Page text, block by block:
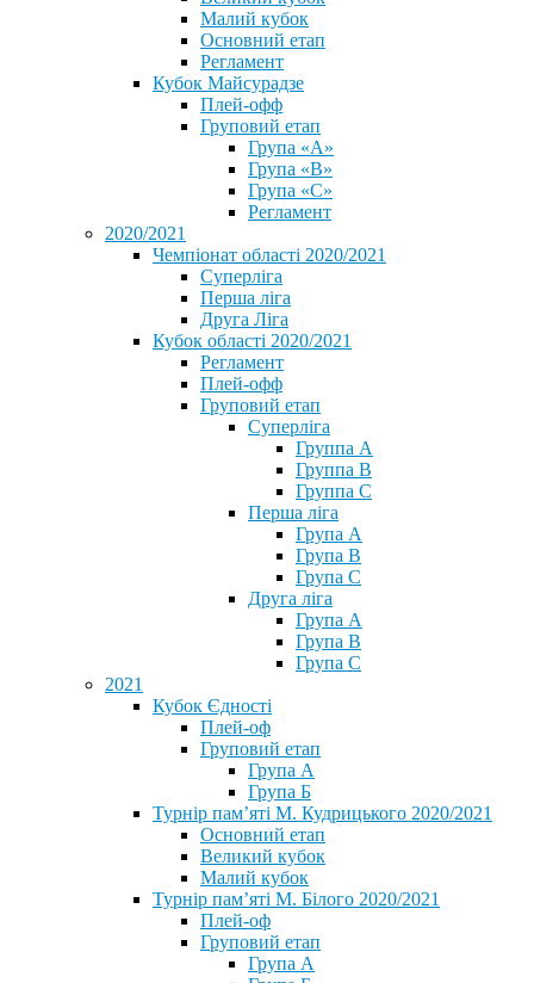
Малий кубок
Основний етап
Регламент
Кубок Майсурадзе
Плей-офф
Груповий етап
Група «А»
Група «B»
Група «C»
Регламент
2020/2021
Чемпіонат області 2020/2021
Суперліга
Перша ліга
Друга Ліга
Кубок області 2020/2021
Регламент
Плей-офф
Груповий етап
Суперліга
Группа A
Группа B
Группа C
Перша ліга
Група A
Група B
Група C
Друга ліга
Група A
Група B
Група C
2021
Кубок Єдності
Плей-оф
Груповий етап
Група А
Група Б
Турнір пам’яті М. Кудрицького 2020/2021
Основний етап
Великий кубок
Малий кубок
Турнір пам’яті М. Білого 2020/2021
Плей-оф
Груповий етап
Група А